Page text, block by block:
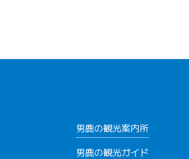
男鹿の観光案内所
男鹿の観光ガイド